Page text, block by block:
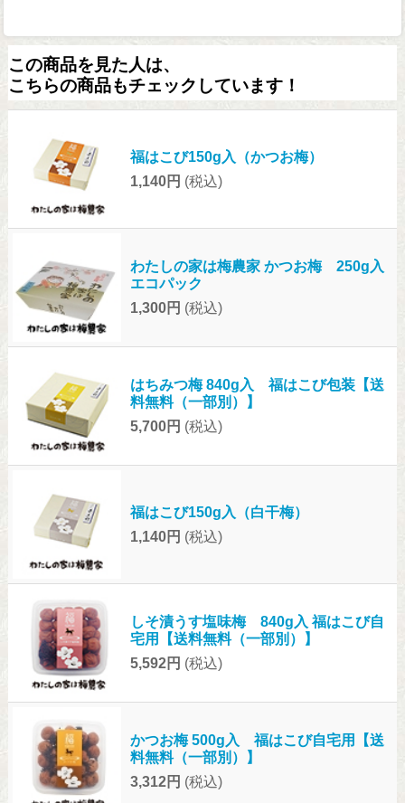
この商品を見た人は、
こちらの商品もチェックしています！
福はこび150g入（かつお梅）
1,140円 (税込)
わたしの家は梅農家 かつお梅 250g入
エコパック
1,300円 (税込)
はちみつ梅 840g入 福はこび包装【送
料無料（一部別）】
5,700円 (税込)
福はこび150g入（白干梅）
1,140円 (税込)
しそ漬うす塩味梅 840g入 福はこび自
宅用【送料無料（一部別）】
5,592円 (税込)
かつお梅 500g入 福はこび自宅用【送
料無料（一部別）】
3,312円 (税込)